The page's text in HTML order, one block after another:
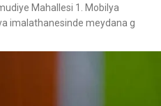
Mahallesi 1. Mobilya
imalathanesinde meydana g